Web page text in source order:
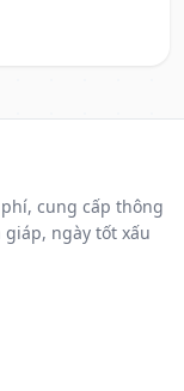
cung cấp thông
ngày tốt xấu